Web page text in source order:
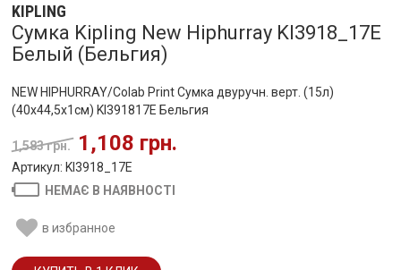
KIPLING
Сумка Kipling New Hiphurray KI3918_17E
Белый (Бельгия)
NEW HIPHURRAY/Colab Print Сумка двуручн. верт. (15л)
(40x44,5x1см) KI391817E Бельгия
1,583 грн. 1,108 грн.
Артикул: KI3918_17E
НЕМАЄ В НАЯВНОСТІ
в избранное